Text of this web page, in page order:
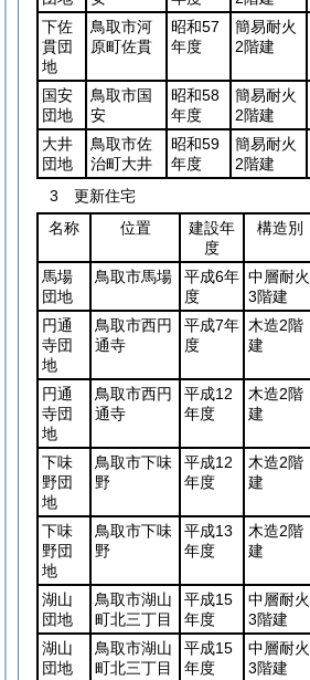
下佐
貫団
地
鳥取市河
原町佐貫
昭和57
年度
簡易耐火
2階建
国安
団地
鳥取市国
安
昭和58
年度
簡易耐火
2階建
大井
団地
鳥取市佐
治町大井
昭和59
年度
簡易耐火
2階建
3 更新住宅
名称
位置
建設年
度
構造別
馬場
団地
鳥取市馬場
平成6年
度
中層耐火
3階建
円通
寺団
地
鳥取市西円
通寺
平成7年
度
木造2階
建
円通
寺団
地
鳥取市西円
通寺
平成12
年度
木造2階
建
下味
野団
地
鳥取市下味
野
平成12
年度
木造2階
建
下味
野団
地
鳥取市下味
野
平成13
年度
木造2階
建
湖山
団地
鳥取市湖山
町北三丁目
平成15
年度
中層耐火
3階建
湖山
団地
鳥取市湖山
町北三丁目
平成15
年度
中層耐火
3階建